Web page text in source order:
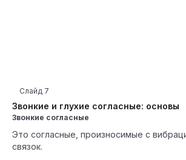
Звонкие и глухие согласные: основы
Слайд 7
Звонкие согласные
Это согласные, произносимые с
связок.